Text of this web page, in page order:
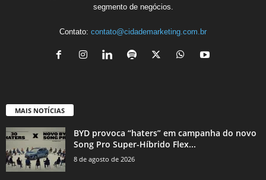
segmento de negócios.
Contato: contato@cidademarketing.com.br
MAIS NOTÍCIAS
BYD provoca “haters” em campanha do novo
Song Pro Super-Híbrido Flex...
8 de agosto de 2026